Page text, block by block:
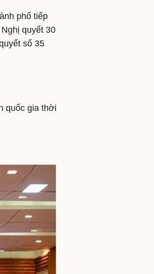
phố tiếp
quyết 30
số 35
quốc gia thời